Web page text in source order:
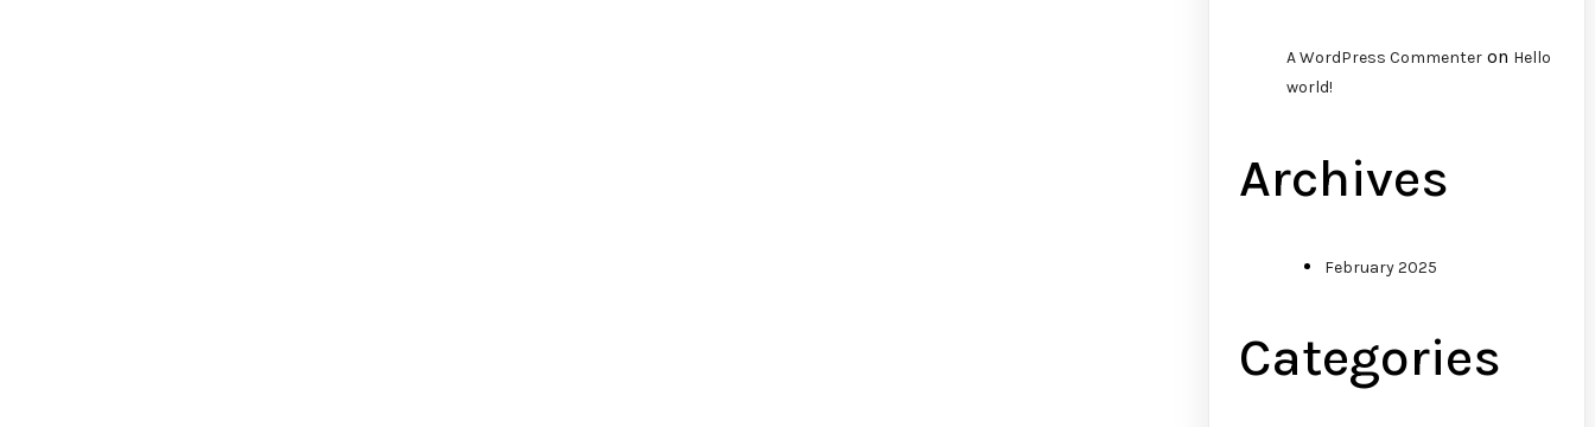
A WordPress Commenter on Hello
world!
Archives
February 2025
Categories